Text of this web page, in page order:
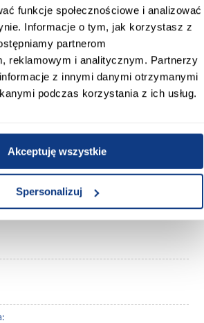
funkcje społecznościowe i analizować
Informacje o tym, jak korzystasz z
partnerom
reklamowym i analitycznym. Partnerzy
z innymi danymi otrzymanymi
podczas korzystania z ich usług.
Akceptuję wszystkie
Spersonalizuj
Do pobrania Informacje o
1300(CW)